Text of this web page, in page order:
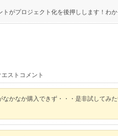
がプロジェクト化を後押しします！わ
ストコメント
なかなか購入できず・・・是非試してみ